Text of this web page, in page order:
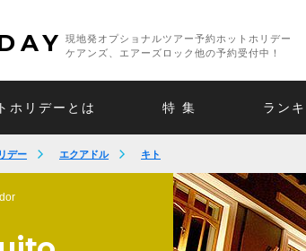
現地発オプショナルツアー予約ホットホリデー
ケアンズ、エアーズロック他の予約受付中！
ホリデーとは 特 集 ラン
デー エクアドル キト